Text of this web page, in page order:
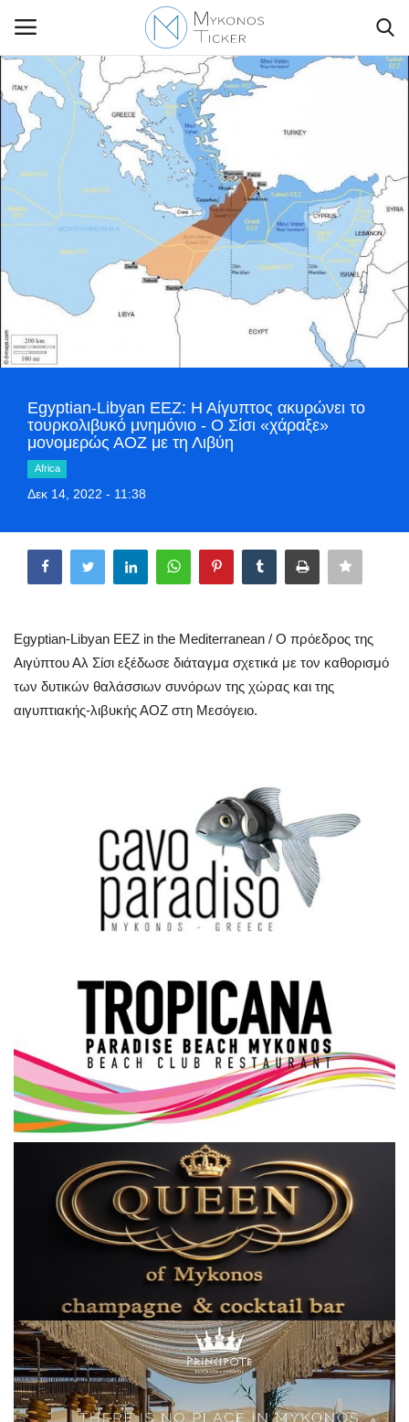
Contact Us
Politique
Travel
World
Greece
Entertainment
Mykonos
Sport
Sustainability
Cost Of Living Crisis
Opinion + Analysis
L’Art des Sens
All News
Local Elections 2023
Γλώσσα
Ελληνικά English
Egyptian-Libyan EEZ: Η Αίγυπτος ακυρώνει το
τουρκολιβυκό μνημόνιο - Ο Σίσι «χάραξε»
μονομερώς ΑΟΖ με τη Λιβύη
Africa
Δεκ 14, 2022 - 11:38
Egyptian-Libyan EEZ in the Mediterranean / Ο πρόεδρος της
Αιγύπτου Αλ Σίσι εξέδωσε διάταγμα σχετικά με τον καθορισμό
των δυτικών θαλάσσιων συνόρων της χώρας και της
αιγυπτιακής-λιβυκής ΑΟΖ στη Μεσόγειο.